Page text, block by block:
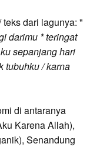
dari lagunya: "
darimu * teringat
sepanjang hari
tubuhku / karna
di antaranya
Karena Allah),
Senandung